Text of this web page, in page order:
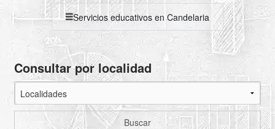
Servicios educativos en Candelaria
Consultar por localidad
Buscar